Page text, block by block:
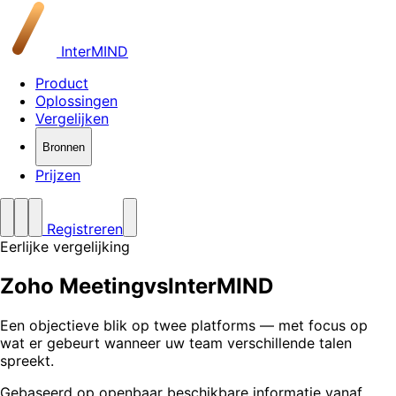
InterMIND
Product
Oplossingen
Vergelijken
Bronnen
Prijzen
Registreren
Eerlijke vergelijking
Zoho MeetingvsInterMIND
Een objectieve blik op twee platforms — met focus op
wat er gebeurt wanneer uw team verschillende talen
spreekt.
Gebaseerd op openbaar beschikbare informatie vanaf